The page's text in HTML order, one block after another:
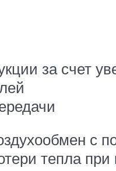
за счет
с
тепла при